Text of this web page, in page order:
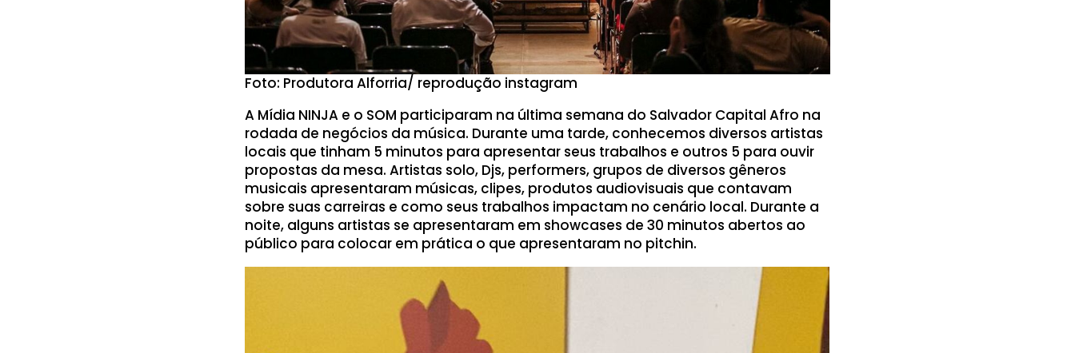
Foto: Produtora Alforria/ reprodução instagram
A Mídia NINJA e o SOM participaram na última semana do Salvador Capital Afro na
rodada de negócios da música. Durante uma tarde, conhecemos diversos artistas
locais que tinham 5 minutos para apresentar seus trabalhos e outros 5 para ouvir
propostas da mesa. Artistas solo, Djs, performers, grupos de diversos gêneros
musicais apresentaram músicas, clipes, produtos audiovisuais que contavam
sobre suas carreiras e como seus trabalhos impactam no cenário local. Durante a
noite, alguns artistas se apresentaram em showcases de 30 minutos abertos ao
público para colocar em prática o que apresentaram no pitchin.